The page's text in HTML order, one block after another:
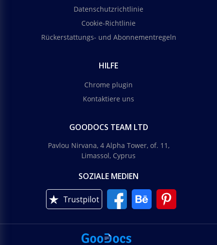
Datenschutzrichtlinie
Cookie-Richtlinie
Rückerstattungs- und Abonnementregeln
HILFE
Chrome plugin
Kontaktiere uns
GOODOCS TEAM LTD
Pavlou Nirvana, 4 Alpha Tower, of. 11,
Limassol, Cyprus
SOZIALE MEDIEN
Trustpilot